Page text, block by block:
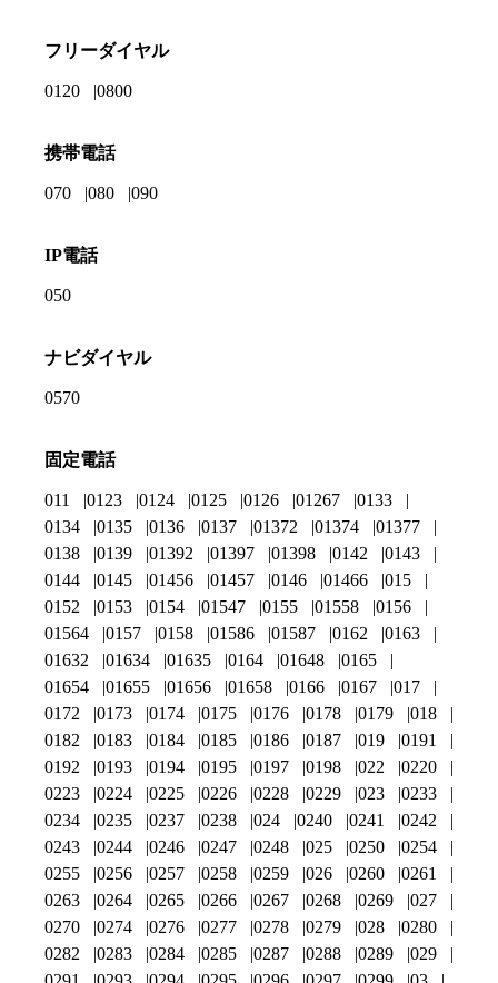
フリーダイヤル
0120 0800
携帯電話
070 080 090
IP電話
050
ナビダイヤル
0570
固定電話
011 0123 0124 0125 0126 01267
0133
0134
0135 0136 0137 01372 01374
01377
0138
0139 01392 01397 01398 0142
0143
0144
0145 01456 01457 0146 01466
015
0152
0153 0154 01547 0155 01558
0156
01564
0157 0158 01586 01587 0162
0163
01632
01634 01635 0164 01648
0165
01654
01655 01656 01658 0166 0167
017
0172
0173 0174 0175 0176 0178 0179
018
0182
0183 0184 0185 0186 0187 019
0191
0192
0193 0194 0195 0197 0198 022
0220
0223
0224 0225 0226 0228 0229 023
0233
0234
0235 0237 0238 024 0240 0241
0242
0243
0244 0246 0247 0248 025 0250
0254
0255
0256 0257 0258 0259 026 0260
0261
0263
0264 0265 0266 0267 0268 0269
027
0270
0274 0276 0277 0278 0279 028
0280
0282
0283 0284 0285 0287 0288 0289
029